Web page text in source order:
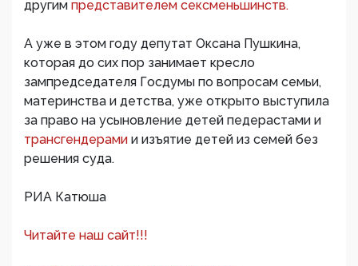
другим представителем сексменьшинств.
А уже в этом году депутат Оксана Пушкина,
которая до сих пор занимает кресло
зампредседателя Госдумы по вопросам семьи,
материнства и детства, уже открыто выступила
за право на усыновление детей педерастами и
трансгендерами и изъятие детей из семей без
решения суда.
РИА Катюша
Читайте наш сайт!!!